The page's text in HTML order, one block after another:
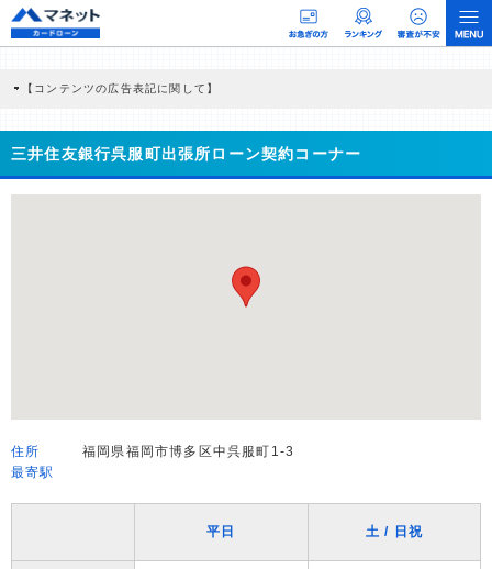
【コンテンツの広告表記に関して】
商品を根拠なくPRするものではなく、当編集部の調査／ユーザーへの口コミ収集な
どに基づき、公平性を担保した情報提供を行っています。
>提携企業一覧
三井住友銀行呉服町出張所ローン契約コーナー
住所
福岡県福岡市博多区中呉服町1-3
最寄駅
平日 土 / 日祝